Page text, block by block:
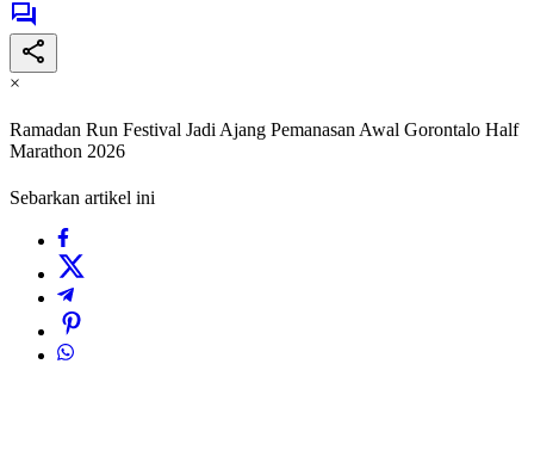
×
Ramadan Run Festival Jadi Ajang Pemanasan Awal Gorontalo Half
Marathon 2026
Sebarkan artikel ini